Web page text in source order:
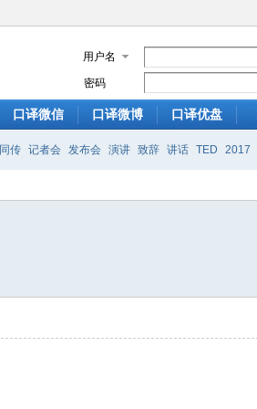
用户名
密码
口译微信 口译微博 口译优盘
同传 记者会 发布会 演讲 致辞 讲话 TED 2017